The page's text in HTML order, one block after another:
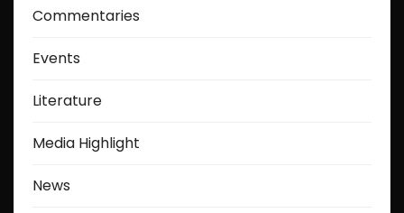
Commentaries
Events
Literature
Media Highlight
News